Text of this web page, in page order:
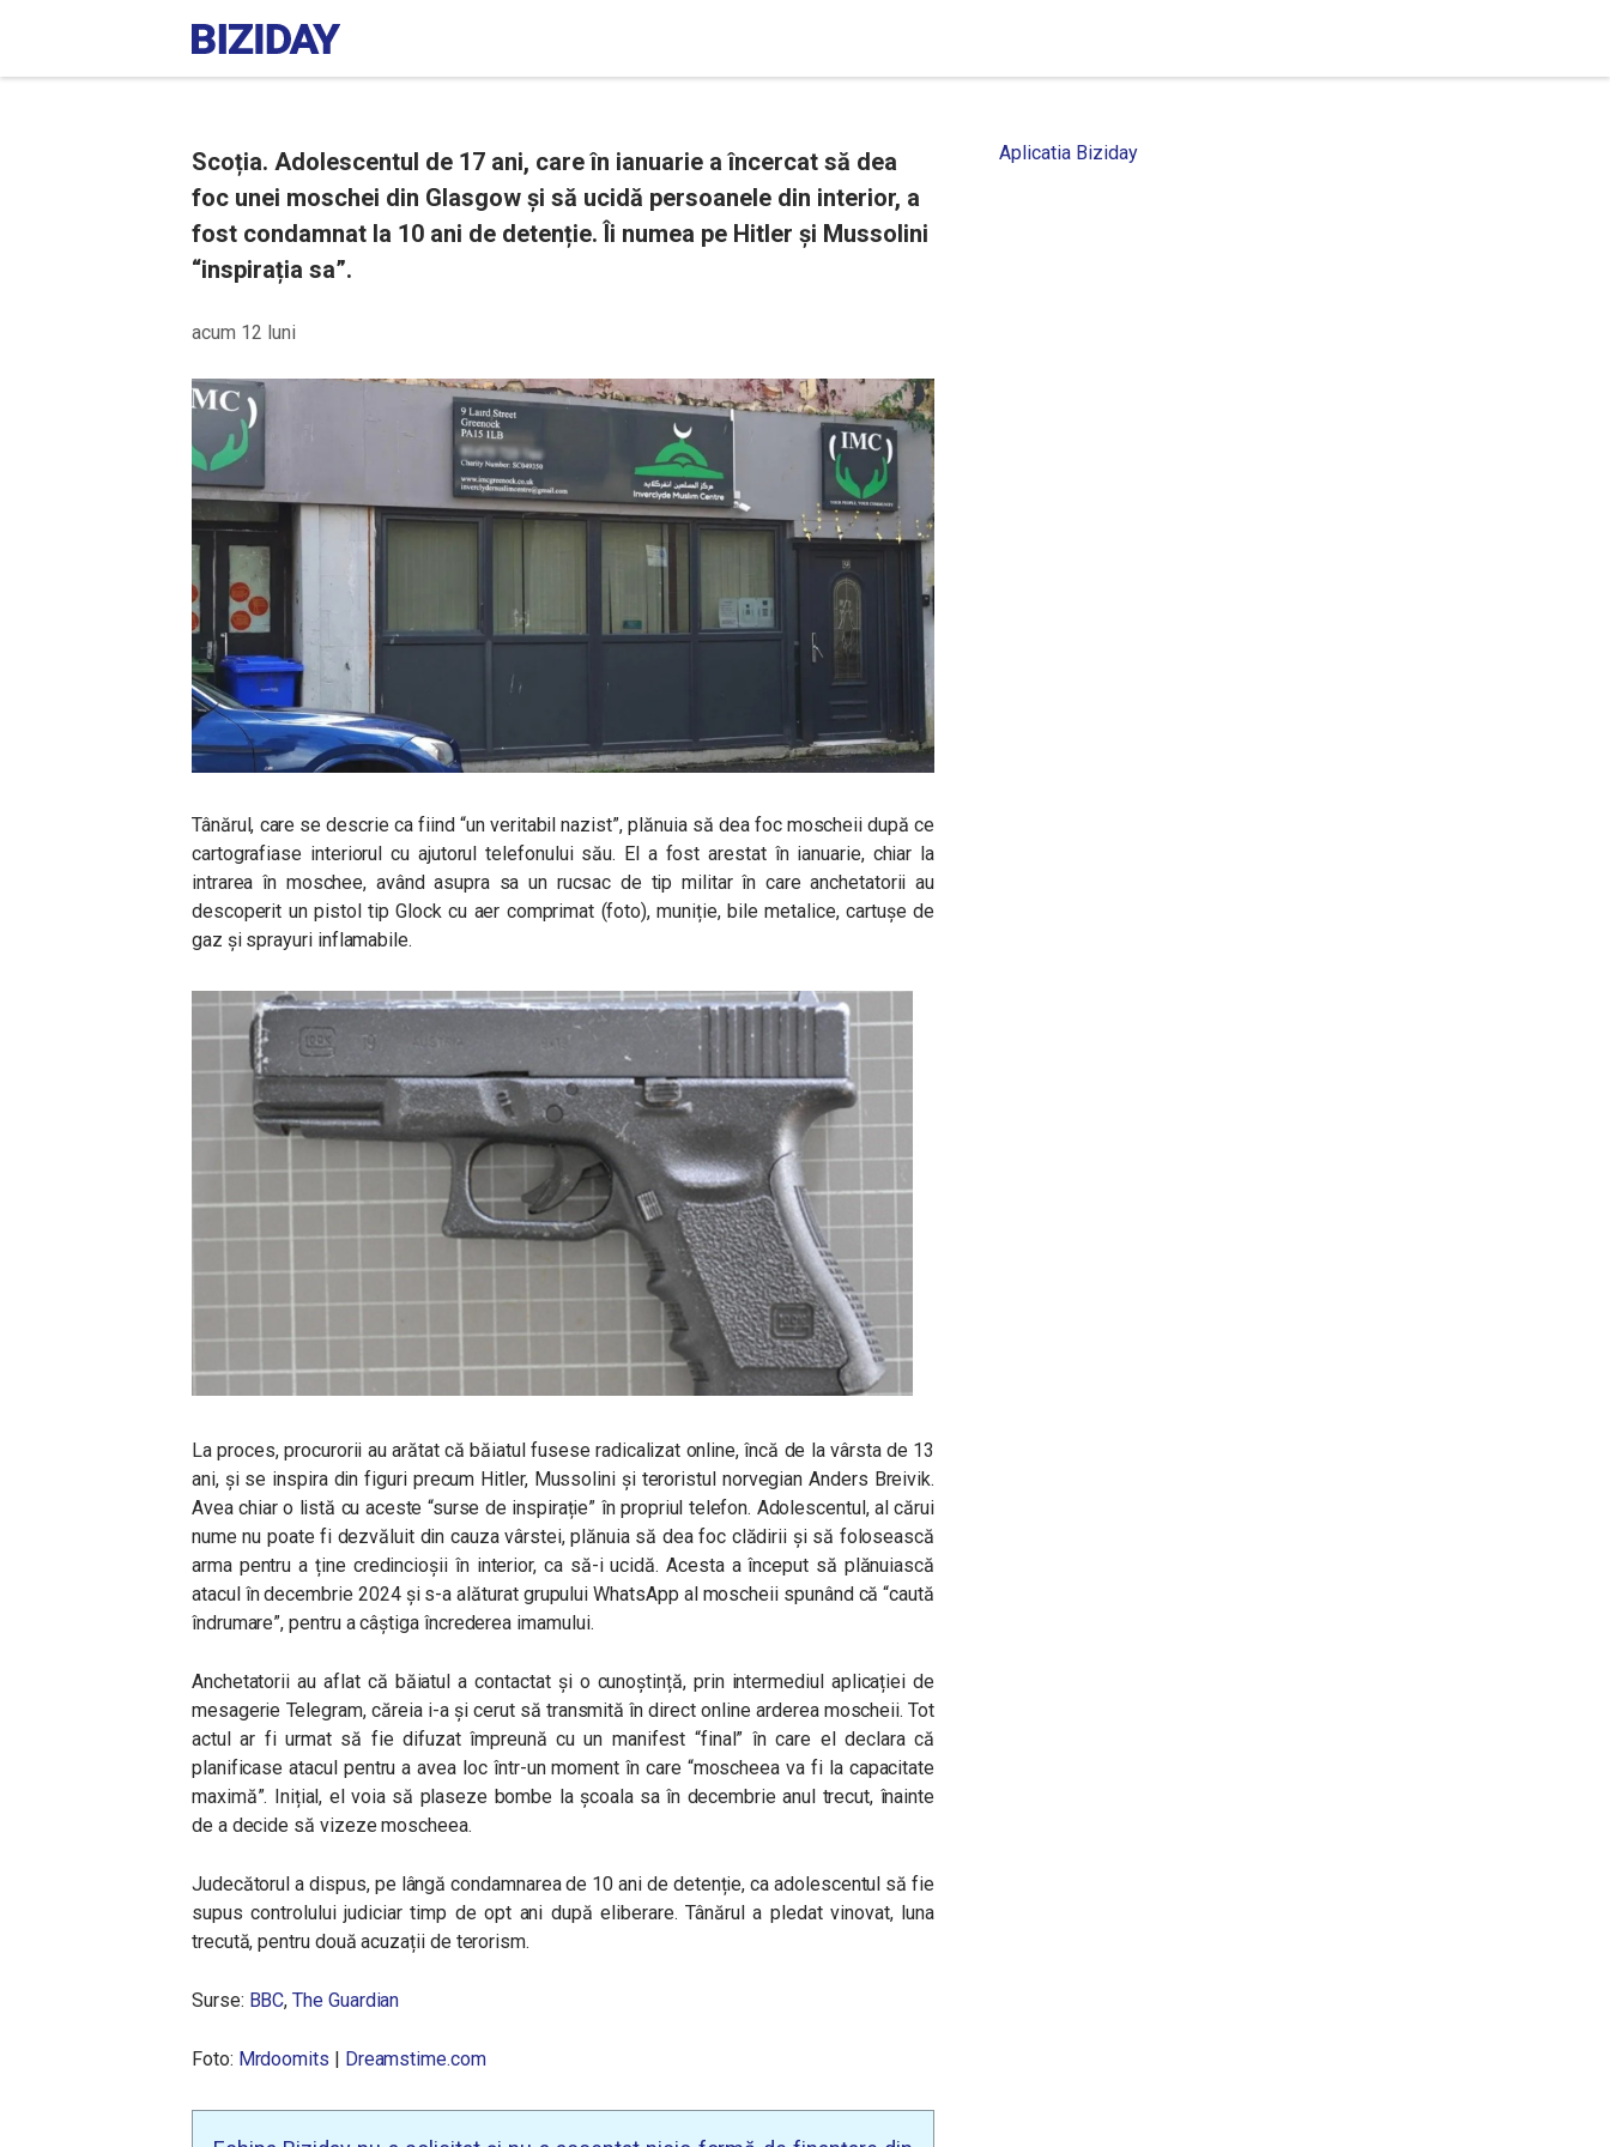
Scoția. Adolescentul de 17 ani, care în ianuarie a încercat să dea
foc unei moschei din Glasgow și să ucidă persoanele din interior, a
fost condamnat la 10 ani de detenție. Îi numea pe Hitler și Mussolini
“inspirația sa”.
acum 12 luni
Tânărul, care se descrie ca fiind “un veritabil nazist”, plănuia să dea foc moscheii după ce
cartografiase interiorul cu ajutorul telefonului său. El a fost arestat în ianuarie, chiar la
intrarea în moschee, având asupra sa un rucsac de tip militar în care anchetatorii au
descoperit un pistol tip Glock cu aer comprimat (foto), muniție, bile metalice, cartușe de
gaz și sprayuri inflamabile.
La proces, procurorii au arătat că băiatul fusese radicalizat online, încă de la vârsta de 13
ani, și se inspira din figuri precum Hitler, Mussolini și teroristul norvegian Anders Breivik.
Avea chiar o listă cu aceste “surse de inspirație” în propriul telefon. Adolescentul, al cărui
nume nu poate fi dezvăluit din cauza vârstei, plănuia să dea foc clădirii și să folosească
arma pentru a ține credincioșii în interior, ca să-i ucidă. Acesta a început să plănuiască
atacul în decembrie 2024 și s-a alăturat grupului WhatsApp al moscheii spunând că “caută
îndrumare”, pentru a câștiga încrederea imamului.
Anchetatorii au aflat că băiatul a contactat și o cunoștință, prin intermediul aplicației de
mesagerie Telegram, căreia i-a și cerut să transmită în direct online arderea moscheii. Tot
actul ar fi urmat să fie difuzat împreună cu un manifest “final” în care el declara că
planificase atacul pentru a avea loc într-un moment în care “moscheea va fi la capacitate
maximă”. Inițial, el voia să plaseze bombe la școala sa în decembrie anul trecut, înainte
de a decide să vizeze moscheea.
Judecătorul a dispus, pe lângă condamnarea de 10 ani de detenție, ca adolescentul să fie
supus controlului judiciar timp de opt ani după eliberare. Tânărul a pledat vinovat, luna
trecută, pentru două acuzații de terorism.
Surse: BBC,The Guardian
Foto: Mrdoomits | Dreamstime.com
Aplicatia Biziday